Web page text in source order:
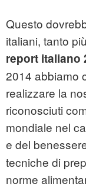
Questo
italiani, tanto
report italiano
2014 abbiamo
realizzare la
riconosciuti
mondiale nel
e del
tecniche di
norme